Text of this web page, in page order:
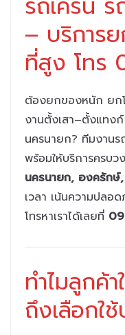
– บริการ
ที่สูง โทร
ต้องยกของหนัก ยก
งานตั้งเสา–ตั้งแทง
นครนายก? ทีมงานร
พร้อมให้บริการครบ
นครนายก, องครักษ์
เวลา เน้นความปลอ
โทรหาเราได้เลยที่
ทำไมลูกค้
ถึงเลือกใช้